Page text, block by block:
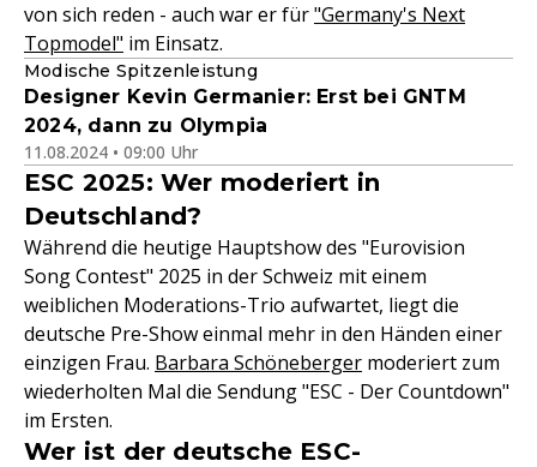
von sich reden - auch war er für"Germany's Next
Topmodel" im Einsatz.
Modische Spitzenleistung
Designer Kevin Germanier: Erst bei GNTM
2024, dann zu Olympia
11.08.2024 • 09:00 Uhr
ESC 2025: Wer moderiert in
Deutschland?
Während die heutige Hauptshow des "Eurovision
Song Contest" 2025 in der Schweiz mit einem
weiblichen Moderations-Trio aufwartet, liegt die
deutsche Pre-Show einmal mehr in den Händen einer
einzigen Frau. Barbara Schöneberger moderiert zum
wiederholten Mal die Sendung "ESC - Der Countdown"
im Ersten.
Wer ist der deutsche ESC-